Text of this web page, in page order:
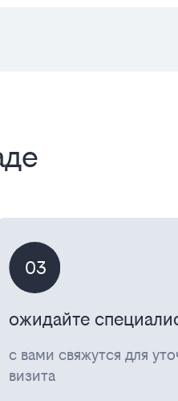
03
ожидайте
с вами свяжутся для
визита